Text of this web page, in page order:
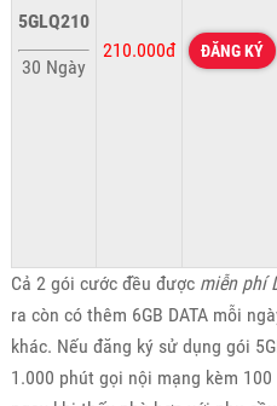
5GLQ210
30 Ngày
210.000đ ĐĂNG KÝ
Cả 2 gói cước đều được miễn phí
ra còn có thêm 6GB DATA mỗi
khác. Nếu đăng ký sử dụng gói
1.000 phút gọi nội mạng kèm